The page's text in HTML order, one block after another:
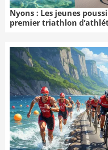
Nyons : Les jeunes
premier triathlon